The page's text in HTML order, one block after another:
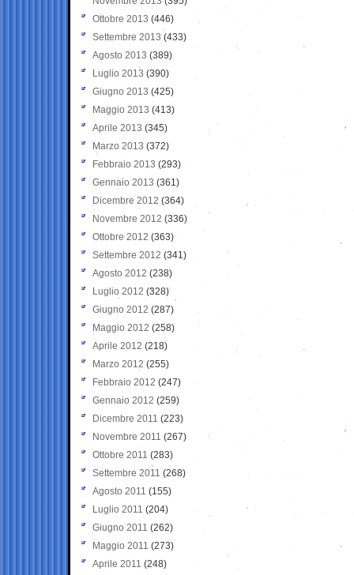
Ottobre 2013 (446)
Settembre 2013 (433)
Agosto 2013 (389)
Luglio 2013 (390)
Giugno 2013 (425)
Maggio 2013 (413)
Aprile 2013 (345)
Marzo 2013 (372)
Febbraio 2013 (293)
Gennaio 2013 (361)
Dicembre 2012 (364)
Novembre 2012 (336)
Ottobre 2012 (363)
Settembre 2012 (341)
Agosto 2012 (238)
Luglio 2012 (328)
Giugno 2012 (287)
Maggio 2012 (258)
Aprile 2012 (218)
Marzo 2012 (255)
Febbraio 2012 (247)
Gennaio 2012 (259)
Dicembre 2011 (223)
Novembre 2011 (267)
Ottobre 2011 (283)
Settembre 2011 (268)
Agosto 2011 (155)
Luglio 2011 (204)
Giugno 2011 (262)
Maggio 2011 (273)
Aprile 2011 (248)